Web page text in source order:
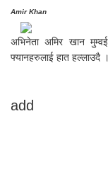
Amir Khan
अभिनेता अमिर खान
फ्यानहरुलाई हात हल्लाउदै ।
add